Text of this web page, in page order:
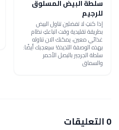
سلطة البيض المسلوق
للرجيم
إذا كنتِ لا تفضلين تناول البيض
بطريقة تقليدية وقت اتباعكِ نظام
غذائي معين، يمكنك الان تناوله
بهذه الوصفة اللذيذة! سيعجبك أيضًا:
سلطة الجرجير بالبصل الأحمر
والسماق
0 التعليقات